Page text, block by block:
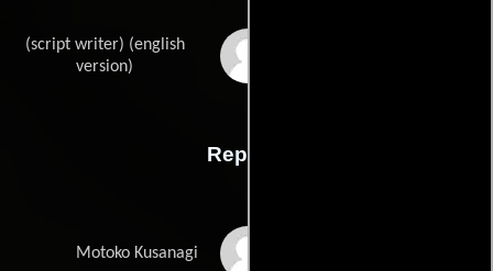
(script writer) (english
version)
Reparto
Motoko Kusanagi